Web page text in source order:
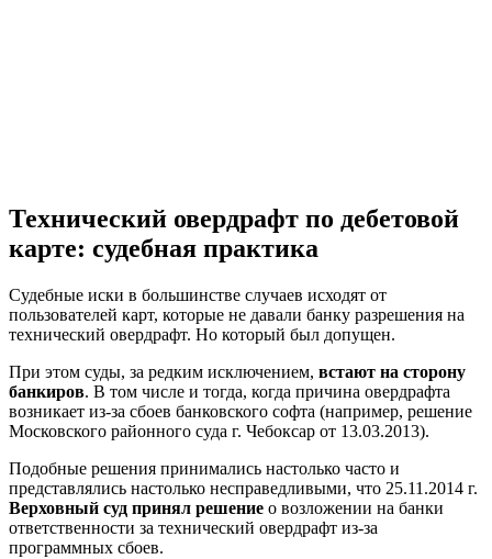
Технический овердрафт по дебетовой
карте: судебная практика
Судебные иски в большинстве случаев исходят от
пользователей карт, которые не давали банку разрешения на
технический овердрафт. Но который был допущен.
При этом суды, за редким исключением, встают на сторону
банкиров. В том числе и тогда, когда причина овердрафта
возникает из-за сбоев банковского софта (например, решение
Московского районного суда г. Чебоксар от 13.03.2013).
Подобные решения принимались настолько часто и
представлялись настолько несправедливыми, что 25.11.2014 г.
Верховный суд принял решение о возложении на банки
ответственности за технический овердрафт из-за
программных сбоев.